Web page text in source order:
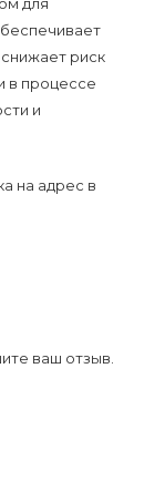
риск
в процессе
и
на адрес в
ваш отзыв.